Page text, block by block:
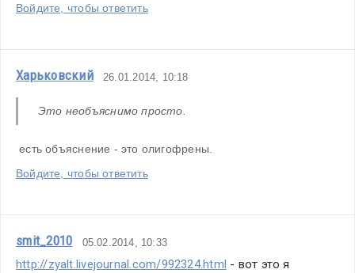
Войдите, чтобы ответить
Харьковский 26.01.2014, 10:18
Это необъяснимо просто.
есть объяснение - это олигофрены.
Войдите, чтобы ответить
smit_2010 05.02.2014, 10:33
http://zyalt.livejournal.com/992324.html - вот это я